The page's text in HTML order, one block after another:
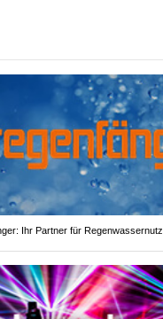
Ihr Partner für